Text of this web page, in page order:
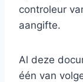
controleur
aangifte.
Al deze
één van